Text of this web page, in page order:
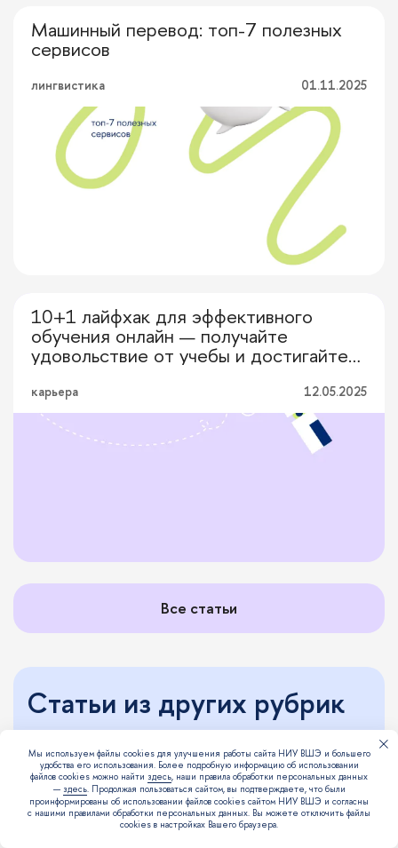
Все статьи
Выбор редакции
Машинный перевод: топ-7 полезных
сервисов
лингвистика 01.11.2025
Выбор редакции
10+1 лайфхак для эффективного
обучения онлайн — получайте
удовольствие от учебы и достигайте
карьера 12.05.2025
Статьи из других рубрик
Выбор редакции Карьерный лифт Кем стать
дизайн ИТ карьера лингвистика маркетинг
Мы используем файлы cookies для улучшения работы сайта НИУ ВШЭ и большего
удобства его использования. Более подробную информацию об использовании
файлов cookies можно найти здесь, наши правила обработки персональных данных
— здесь. Продолжая пользоваться сайтом, вы подтверждаете, что были
проинформированы об использовании файлов cookies сайтом НИУ ВШЭ и согласны
с нашими правилами обработки персональных данных. Вы можете отключить файлы
cookies в настройках Вашего браузера.